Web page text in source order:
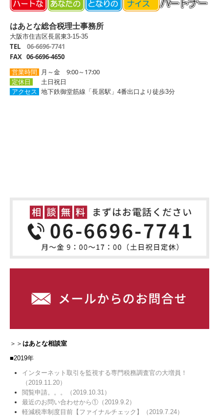
はあとな総合税理士事務所
大阪市住吉区長居東3-15-35
TEL 06-6696-7741
FAX 06-6696-4650
営業時間 月～金 9:00～17:00
定休日
土日祝日
アクセス 地下鉄御堂筋線「長居駅」4番出口より徒歩3分
＞＞ はあとな相談室
■2019年
インターネット取引を監視する専門税務調査官の大増員！
（2019.11.20）
閲覧申請。。。（2019.10.31）
最近のお問い合わせから①（2019.9.2）
軽減税率制度目前【ファイナルチェック】（2019.7.24）